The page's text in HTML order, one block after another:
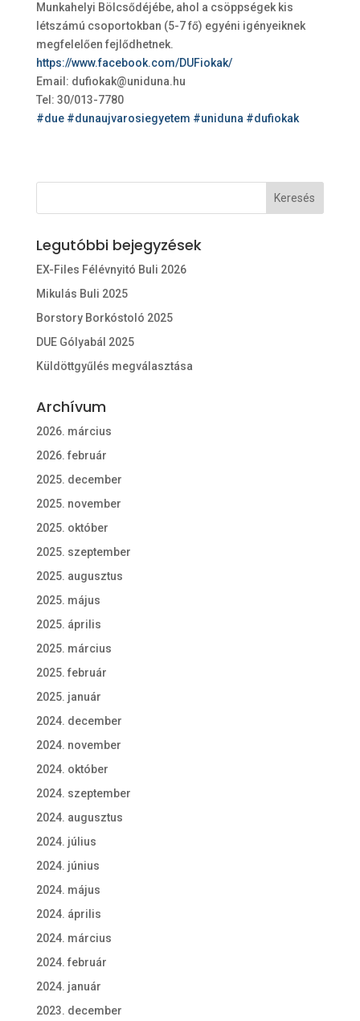
Munkahelyi Bölcsődéjébe, ahol a csöppségek kis
létszámú csoportokban (5-7 fő) egyéni igényeiknek
megfelelően fejlődhetnek.
https://www.facebook.com/DUFiokak/
Email: dufiokak@uniduna.hu
Tel: 30/013-7780
#due #dunaujvarosiegyetem #uniduna #dufiokak
Legutóbbi bejegyzések
EX-Files Félévnyitó Buli 2026
Mikulás Buli 2025
Borstory Borkóstoló 2025
DUE Gólyabál 2025
Küldöttgyűlés megválasztása
Archívum
2026. március
2026. február
2025. december
2025. november
2025. október
2025. szeptember
2025. augusztus
2025. május
2025. április
2025. március
2025. február
2025. január
2024. december
2024. november
2024. október
2024. szeptember
2024. augusztus
2024. július
2024. június
2024. május
2024. április
2024. március
2024. február
2024. január
2023. december